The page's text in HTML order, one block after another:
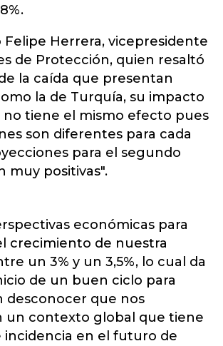
Felipe Herrera, vicepresidente
de Protección, quien resaltó
la caída que presentan
la de Turquía, su impacto
no tiene el mismo efecto pues
son diferentes para cada
para el segundo
muy positivas".
económicas para
crecimiento de nuestra
un 3% y un 3,5%, lo cual da
de un buen ciclo para
desconocer que nos
un contexto global que tiene
en el futuro de